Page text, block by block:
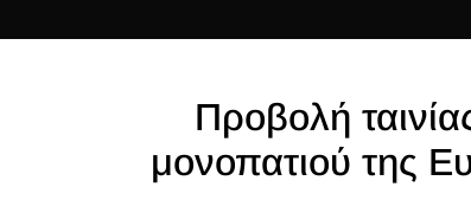
Προβολή
μονοπατιού της